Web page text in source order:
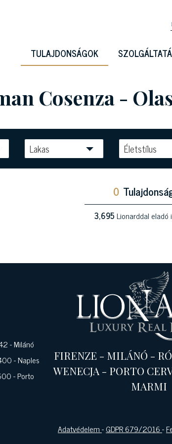
TULAJDONSÁGOK
Cosenza -
Lakas Életstílus
0
3,695Lionarddal eladó
- Milánó
- Naples
- Porto
FIRENZE - MILÁNÓ -
WENECJA - PORTO
MARMI
Adatvédelem-GDPR 679/2016-